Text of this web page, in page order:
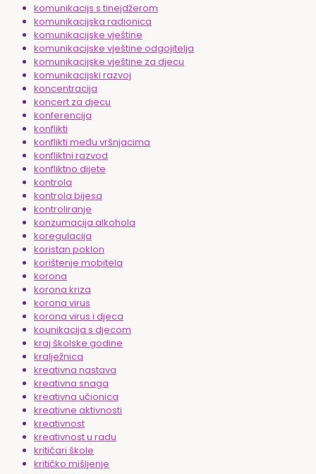
komunikacijs s tinejdžerom
komunikacijska radionica
komunikacijske vještine
komunikacijske vještine odgojitelja
komunikacijske vještine za djecu
komunikacijski razvoj
koncentracija
koncert za djecu
konferencija
konflikti
konflikti među vršnjacima
konfliktni razvod
konfliktno dijete
kontrola
kontrola bijesa
kontroliranje
konzumacija alkohola
koregulacija
koristan poklon
korištenje mobitela
korona
korona kriza
korona virus
korona virus i djeca
kounikacija s djecom
kraj školske godine
kralježnica
kreativna nastava
kreativna snaga
kreativna učionica
kreativne aktivnosti
kreativnost
kreativnost u radu
kritičari škole
kritičko mišljenje